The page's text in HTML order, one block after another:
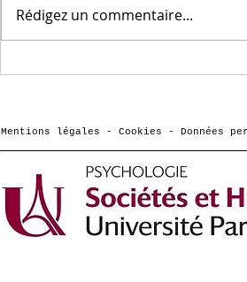
France (IUF)
Rédigez un commentaire...
Mentions légales - Cookies - Données